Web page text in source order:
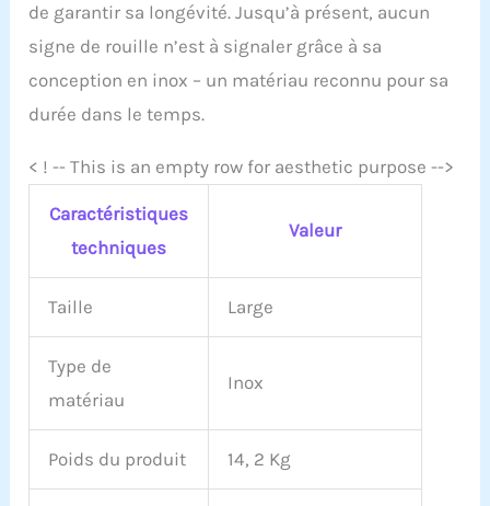
de garantir sa longévité. Jusqu’à présent, aucun
signe de rouille n’est à signaler grâce à sa
conception en inox – un matériau reconnu pour sa
durée dans le temps.
< ! -- This is an empty row for aesthetic purpose -->
Caractéristiques
techniques
Valeur
Taille Large
Type de
matériau
Inox
Poids du produit 14, 2 Kg